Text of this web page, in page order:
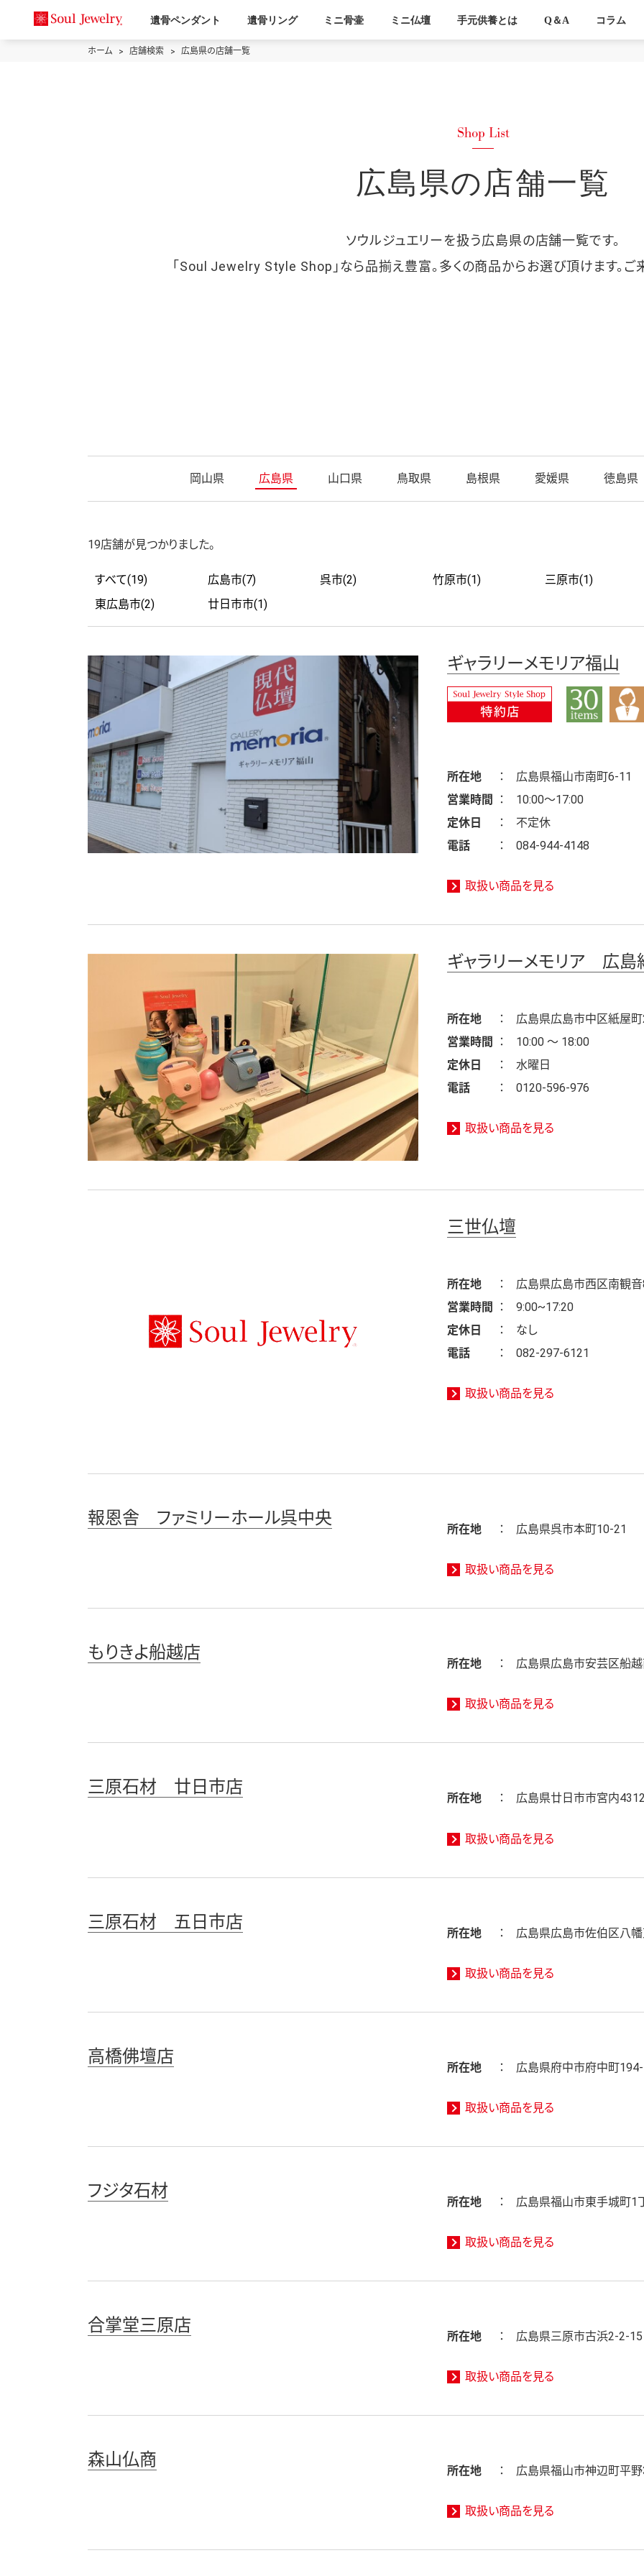
遺骨ペンダント 遺骨リング ミニ骨壷 ミニ仏壇 手元供養とは Q＆A コラム
ホーム 店舗検索 広島県の店舗一覧
広島県の店舗一覧
ソウルジュエリーを扱う広島県の店舗一覧です。
「Soul Jewelry Style Shop」なら品揃え豊富。多くの商品からお選び頂けます。ご
岡山県 広島県 山口県 鳥取県 島根県 愛媛県 徳島県
19店舗が見つかりました。
すべて(19) 広島市(7) 呉市(2) 竹原市(1)
三原市(1)
東広島市(2)
廿日市市(1)
ギャラリーメモリア福山
所在地
広島県福山市南町6-11
営業時間
10:00～17:00
定休日
不定休
電話
084-944-4148
取扱い商品を見る
ギャラリーメモリア 広島
所在地
広島県広島市中区紙屋
営業時間
10:00 ～ 18:00
定休日
水曜日
電話
0120-596-976
取扱い商品を見る
三世仏壇
所在地
広島県広島市西区南観
営業時間
9:00~17:20
定休日
なし
電話
082-297-6121
取扱い商品を見る
報恩舎 ファミリーホール呉中央
所在地 広島県呉市本町10-21
取扱い商品を見る
もりきよ船越店
所在地 広島県広島市安芸区船
取扱い商品を見る
三原石材 廿日市店
所在地 広島県廿日市市宮内
取扱い商品を見る
三原石材 五日市店
所在地 広島県広島市佐伯区八
取扱い商品を見る
高橋佛壇店
所在地 広島県府中市府中町
取扱い商品を見る
フジタ石材
所在地 広島県福山市東手城町1
取扱い商品を見る
合掌堂三原店
所在地 広島県三原市古浜2-2-15
取扱い商品を見る
森山仏商
所在地 広島県福山市神辺町平
取扱い商品を見る